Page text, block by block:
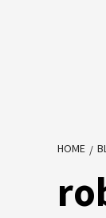
HOME